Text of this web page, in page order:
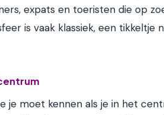
expats en toeristen die op
is vaak klassiek, een tikkeltje
je moet kennen als je in het